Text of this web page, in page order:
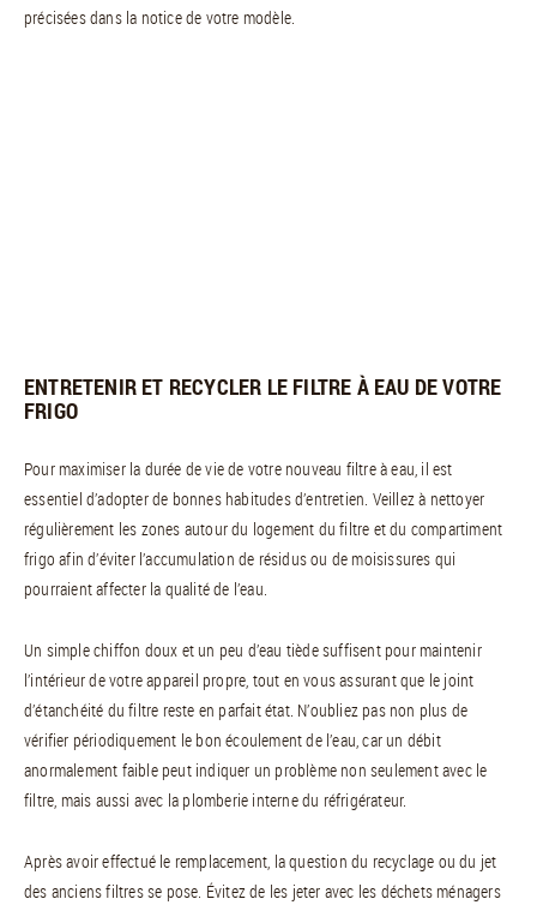
précisées dans la notice de votre modèle.
ENTRETENIR ET RECYCLER LE FILTRE À EAU DE VOTRE
FRIGO
Pour maximiser la durée de vie de votre nouveau filtre à eau, il est
essentiel d’adopter de bonnes habitudes d’entretien. Veillez à nettoyer
régulièrement les zones autour du logement du filtre et du compartiment
frigo afin d’éviter l’accumulation de résidus ou de moisissures qui
pourraient affecter la qualité de l’eau.
Un simple chiffon doux et un peu d’eau tiède suffisent pour maintenir
l’intérieur de votre appareil propre, tout en vous assurant que le joint
d’étanchéité du filtre reste en parfait état. N’oubliez pas non plus de
vérifier périodiquement le bon écoulement de l’eau, car un débit
anormalement faible peut indiquer un problème non seulement avec le
filtre, mais aussi avec la plomberie interne du réfrigérateur.
Après avoir effectué le remplacement, la question du recyclage ou du jet
des anciens filtres se pose. Évitez de les jeter avec les déchets ménagers